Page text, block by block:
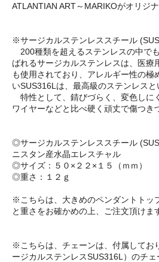
ATLANTIAN ART～MARIKOがオリジ
※サージカルステンレススチール
200種類を超えるステンレスの中で
ばれるサージカルステンレスは、医療
も使用されており、アレルギー性の極
いSUS316Lは、最高級のステンレスと
特性として、錆びづらく、変色しに
ワイヤーなどと比べ硬く頑丈で傷つき
◎サージカルステンレススチール
ニスタン産水晶エレスチャル
◎サイズ：５０×２２×１５（ｍｍ）
◎重さ：１２ｇ
※こちらは、大きめのペンダントトッ
と重さをお確かめの上、ご注文頂け
※こちらは、チェーンは、付属してお
ージカルステンレスSUS316L）のチ